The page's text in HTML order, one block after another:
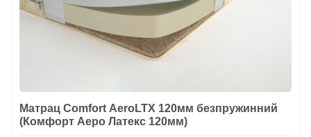
Матрац Comfort AeroLTX 120мм безпружинний
(Комфорт Аеро Латекс 120мм)